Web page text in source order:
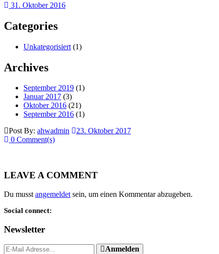
31. Oktober 2016
Categories
Unkategorisiert (1)
Archives
September 2019 (1)
Januar 2017 (3)
Oktober 2016 (21)
September 2016 (1)
Post By: ahwadmin
23. Oktober 2017
0 Comment(s)
LEAVE A COMMENT
Du musst angemeldet sein, um einen Kommentar abzugeben.
Social connect:
Newsletter
Anmelden